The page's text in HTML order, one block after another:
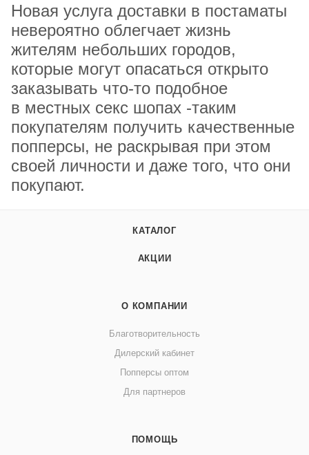
Новая услуга доставки в постаматы
невероятно облегчает жизнь
жителям небольших городов,
которые могут опасаться открыто
заказывать что-то подобное
в местных секс шопах -таким
покупателям получить качественные
попперсы, не раскрывая при этом
своей личности и даже того, что они
покупают.
КАТАЛОГ
АКЦИИ
О КОМПАНИИ
Благотворительность
Дилерский кабинет
Попперсы оптом
Для партнеров
ПОМОЩЬ